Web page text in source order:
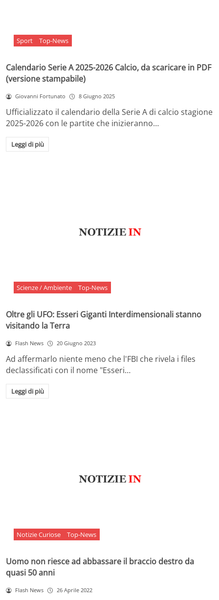
Sport Top-News
Calendario Serie A 2025-2026 Calcio, da scaricare in PDF
(versione stampabile)
Giovanni Fortunato 8 Giugno 2025
Ufficializzato il calendario della Serie A di calcio stagione
2025-2026 con le partite che inizieranno…
Leggi di più
Scienze / Ambiente Top-News
Oltre gli UFO: Esseri Giganti Interdimensionali stanno
visitando la Terra
Flash News 20 Giugno 2023
Ad affermarlo niente meno che l'FBI che rivela i files
declassificati con il nome "Esseri…
Leggi di più
Notizie Curiose Top-News
Uomo non riesce ad abbassare il braccio destro da
quasi 50 anni
Flash News 26 Aprile 2022